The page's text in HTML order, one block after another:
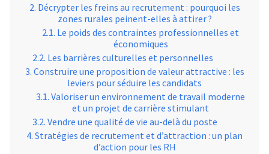
Décrypter les freins au recrutement : pourquoi les
zones rurales peinent-elles à attirer ?
Le poids des contraintes professionnelles et
économiques
Les barrières culturelles et personnelles
Construire une proposition de valeur attractive : les
leviers pour séduire les candidats
Valoriser un environnement de travail moderne
et un projet de carrière stimulant
Vendre une qualité de vie au-delà du poste
Stratégies de recrutement et d’attraction : un plan
d’action pour les RH